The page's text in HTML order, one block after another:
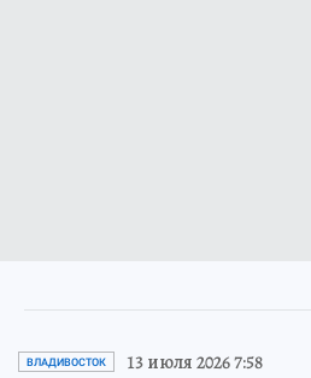
ВЛАДИВОСТОК 13 июля 2026 7:58